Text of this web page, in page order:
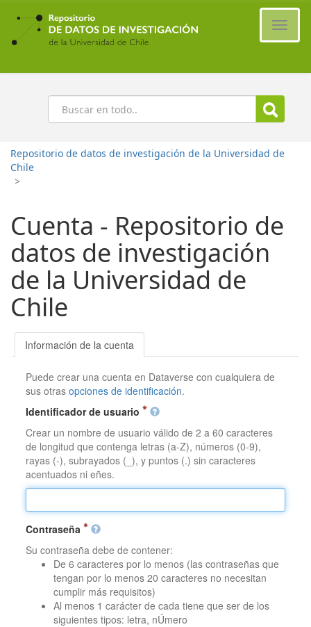
Ir
contenido
principal
Buscar
Repositorio de datos de investigación de la Universidad de
Chile
>
Cuenta - Repositorio de
datos de investigación
de la Universidad de
Chile
Información de la cuenta
Puede crear una cuenta en Dataverse con cualquiera de
sus otrasopciones de identificación.
Identificador de usuario
Crear un nombre de usuario válido de 2 a 60 caracteres
de longitud que contenga letras (a-Z), números (0-9),
rayas (-), subrayados (_), y puntos (.) sin caracteres
acentuados ni eñes.
Contraseña
Su contraseña debe de contener:
De 6 caracteres por lo menos (las contraseñas que
tengan por lo menos 20 caracteres no necesitan
cumplir más requisitos)
Al menos 1 carácter de cada tiene que ser de los
siguientes tipos: letra, nÚmero